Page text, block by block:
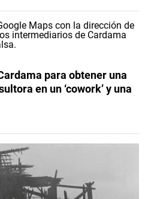
para obtener una
en un ‘cowork’ y una